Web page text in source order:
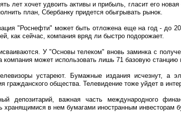
лет хочет удвоить активы и прибыль, гласит его
план, Сбербанку придется обыгрывать рынок.
"Роснефти" может быть отложена еще на год - до
как сейчас, компания вряд ли быстро подорожает.
У "Основы телеком" вновь заминка с
компания может использовать лишь 71 базовую станцию
устареют. Бумажные издания исчезнут, а
гражданского общества. Телевидение тоже уйдет в
депозитарий, важная часть международного
хранящимися в нем бумагами иностранным инвесторам